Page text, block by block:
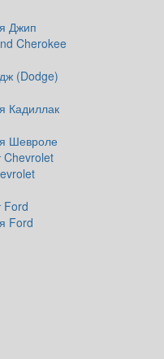
Джип
Cherokee
(Dodge)
Кадиллак
Шевроле
Chevrolet
Ford
Ford